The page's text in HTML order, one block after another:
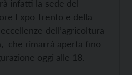
infatti la sede del
Expo Trento e della
dell’agricoltura
che rimarrà aperta fino
oggi alle 18.